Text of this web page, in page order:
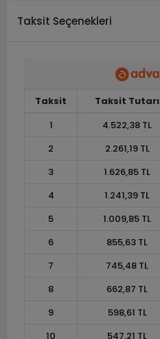
Taksit Seçenekleri
Taksit Taksit Tutarı
1
4.522,38 TL
2
2.261,19 TL
3
1.626,85 TL
4
1.241,39 TL
5
1.009,85 TL
6
855,63 TL
7
745,48 TL
8
662,87 TL
9
598,61 TL
10
547,21 TL